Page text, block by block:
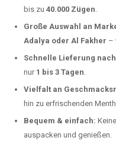
bis zu 40.000 Zügen.
Große Auswahl an
Adalya oder Al Fakher –
Schnelle Lieferung
nur 1 bis 3 Tagen.
Vielfalt an
hin zu erfrischenden
Bequem & einfach:
auspacken und genießen.